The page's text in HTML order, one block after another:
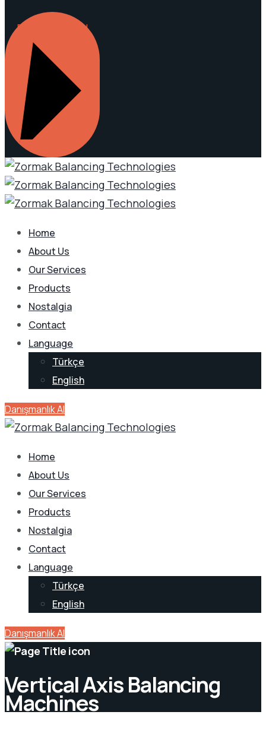
DANIŞMANLIK ALIN
Home
About Us
Our Services
Products
Nostalgia
Contact
Language
Türkçe
English
Danışmanlık Al
Home
About Us
Our Services
Products
Nostalgia
Contact
Language
Türkçe
English
Danışmanlık Al
Vertical Axis Balancing
Machines